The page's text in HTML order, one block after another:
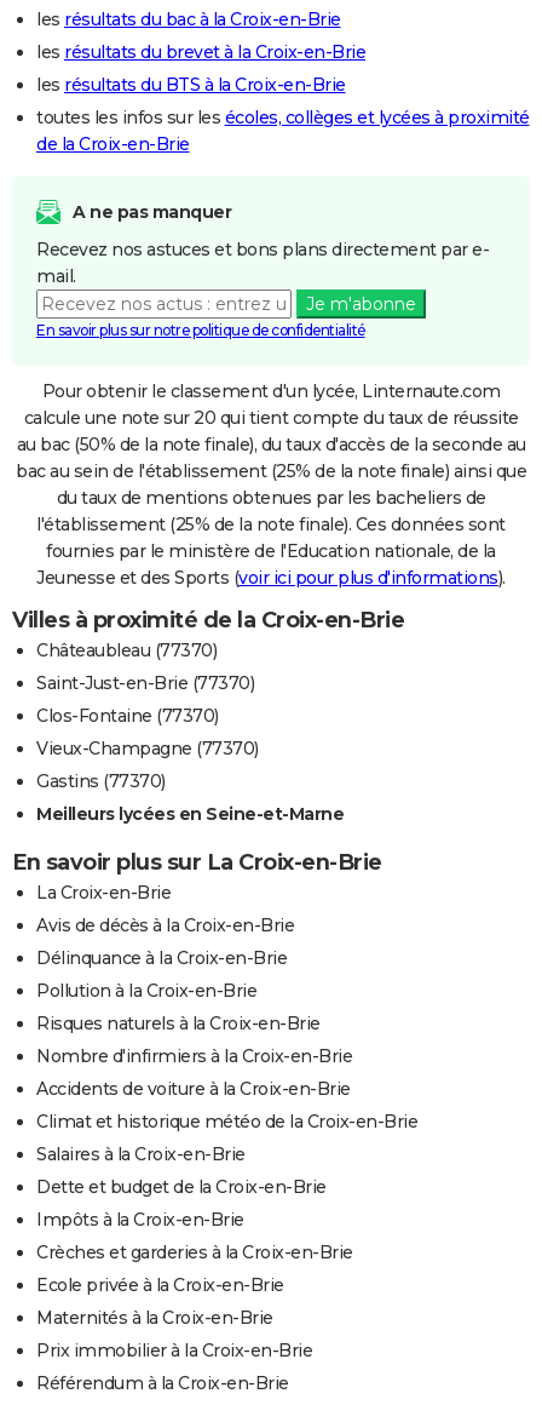
les résultats du bac à la Croix-en-Brie
les résultats du brevet à la Croix-en-Brie
les résultats du BTS à la Croix-en-Brie
toutes les infos sur les écoles, collèges et lycées à proximité
de la Croix-en-Brie
A ne pas manquer
Recevez nos astuces et bons plans directement par e-
mail.
Je m'abonne
En savoir plus sur notre politique de confidentialité
Pour obtenir le classement d'un lycée, Linternaute.com
calcule une note sur 20 qui tient compte du taux de réussite
au bac (50% de la note finale), du taux d'accès de la seconde au
bac au sein de l'établissement (25% de la note finale) ainsi que
du taux de mentions obtenues par les bacheliers de
l'établissement (25% de la note finale). Ces données sont
fournies par le ministère de l'Education nationale, de la
Jeunesse et des Sports (voir ici pour plus d'informations).
Villes à proximité de la Croix-en-Brie
Châteaubleau (77370)
Saint-Just-en-Brie (77370)
Clos-Fontaine (77370)
Vieux-Champagne (77370)
Gastins (77370)
Meilleurs lycées en Seine-et-Marne
En savoir plus sur La Croix-en-Brie
La Croix-en-Brie
Avis de décès à la Croix-en-Brie
Délinquance à la Croix-en-Brie
Pollution à la Croix-en-Brie
Risques naturels à la Croix-en-Brie
Nombre d'infirmiers à la Croix-en-Brie
Accidents de voiture à la Croix-en-Brie
Climat et historique météo de la Croix-en-Brie
Salaires à la Croix-en-Brie
Dette et budget de la Croix-en-Brie
Impôts à la Croix-en-Brie
Crèches et garderies à la Croix-en-Brie
Ecole privée à la Croix-en-Brie
Maternités à la Croix-en-Brie
Prix immobilier à la Croix-en-Brie
Référendum à la Croix-en-Brie